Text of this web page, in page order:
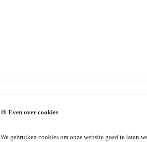
🍪 Even over cookies
We gebruiken cookies om onze website goed te laten